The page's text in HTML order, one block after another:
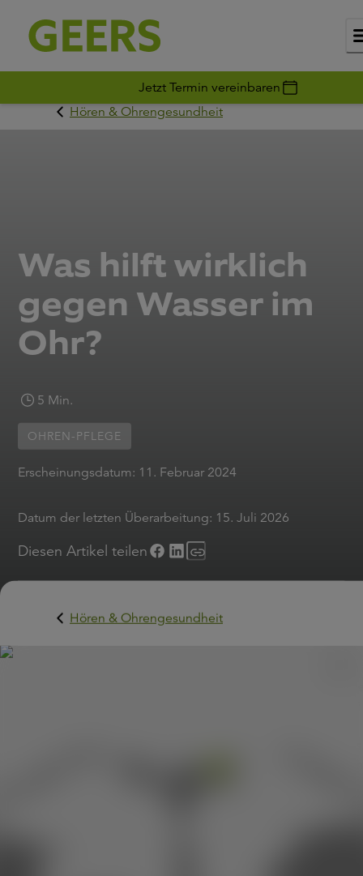
Jetzt Termin vereinbaren
Hören & Ohrengesundheit
Was hilft wirklich
gegen Wasser im
Ohr?
5 Min.
OHREN-PFLEGE
Erscheinungsdatum: 11. Februar 2024
Datum der letzten Überarbeitung: 15. Juli 2026
Diesen Artikel teilen
Hören & Ohrengesundheit